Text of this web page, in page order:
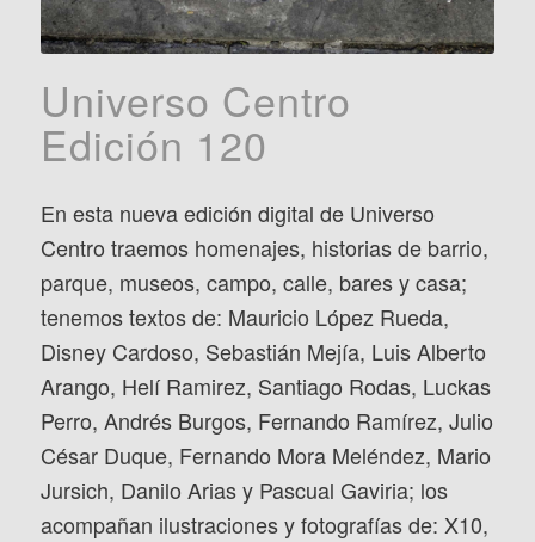
Universo Centro
Edición 120
En esta nueva edición digital de Universo
Centro traemos homenajes, historias de barrio,
parque, museos, campo, calle, bares y casa;
tenemos textos de: Mauricio López Rueda,
Disney Cardoso, Sebastián Mejía, Luis Alberto
Arango, Helí Ramirez, Santiago Rodas, Luckas
Perro, Andrés Burgos, Fernando Ramírez, Julio
César Duque, Fernando Mora Meléndez, Mario
Jursich, Danilo Arias y Pascual Gaviria; los
acompañan ilustraciones y fotografías de: X10,